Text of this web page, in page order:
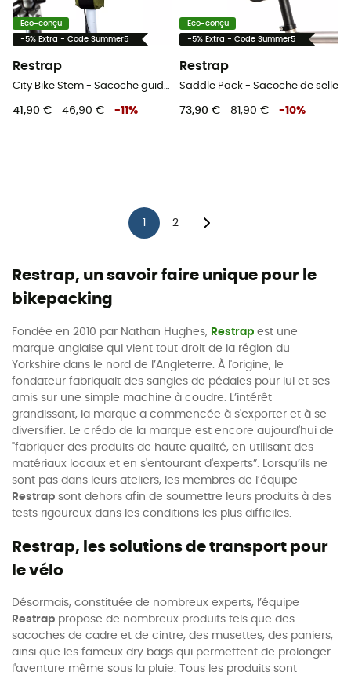
Eco-conçu
-5% Extra - Code Summer5
Restrap
41,90 € 46,90 € -11 %
Eco-conçu
-5% Extra - Code Summer5
Restrap
Saddle Pack - Sacoche de selle
73,90 € 81,90 € -10%
2
Restrap, un savoir faire unique pour le
bikepacking
Fondée en 2010 par Nathan Hughes, Restrap est une
marque anglaise qui vient tout droit de la région du
Yorkshire dans le nord de l’Angleterre. À l'origine, le
fondateur fabriquait des sangles de pédales pour lui et ses
amis sur une simple machine à coudre. L’intérêt
grandissant, la marque a commencée à s'exporter et à se
diversifier. Le crédo de la marque est encore aujourd'hui de
"fabriquer des produits de haute qualité, en utilisant des
matériaux locaux et en s'entourant d'experts”. Lorsqu’ils ne
sont pas dans leurs ateliers, les membres de l’équipe
Restrap sont dehors afin de soumettre leurs produits à des
tests rigoureux dans les conditions les plus difficiles.
Restrap, les solutions de transport pour
le vélo
Désormais, constituée de nombreux experts, l’équipe
Restrap propose de nombreux produits tels que des
sacoches de cadre et de cintre, des musettes, des paniers,
ainsi que les fameux dry bags qui permettent de prolonger
l'aventure même sous la pluie. Tous les produits sont